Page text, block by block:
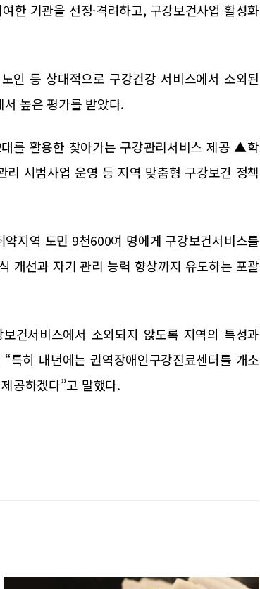
한 기관을 선정·격려하고, 구강보건사업 활성화
인 등 상대적으로 구강건강 서비스에서 소외된
높은 평가를 받았다.
를 활용한 찾아가는 구강관리서비스 제공 ▲학
시범사업 운영 등 지역 맞춤형 구강보건 정책
약지역 도민 9천600여 명에게 구강보건서비스를
개선과 자기 관리 능력 향상까지 유도하는 포괄
건서비스에서 소외되지 않도록 지역의 특성과
특히 내년에는 권역장애인구강진료센터를 개소
공하겠다”고 말했다.